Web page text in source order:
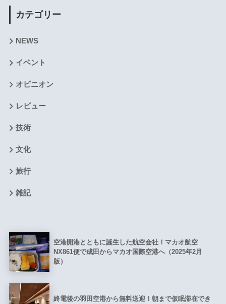
カテゴリー
NEWS
イベント
オピニオン
レビュー
技術
文化
旅行
雑記
空港開港とともに誕生した航空会社！マカオ航空
NX861便で成田からマカオ国際空港へ（2025年2月
版）
終電後の羽田空港から無料送迎！朝まで仮眠滞在でき